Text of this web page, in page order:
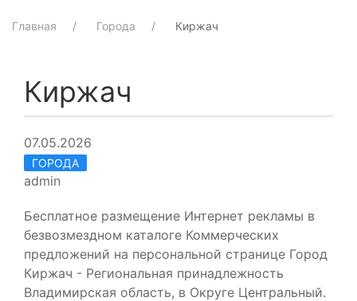
Главная Города Киржач
Киржач
07.05.2026
ГОРОДА
admin
Бесплатное размещение Интернет рекламы в
безвозмездном каталоге Коммерческих
предложений на персональной странице Город
Киржач - Региональная принадлежность
Владимирская область, в Округе Центральный.